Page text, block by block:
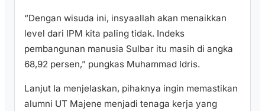
“Dengan wisuda ini, insyaallah akan menaikkan
level dari IPM kita paling tidak. Indeks
pembangunan manusia Sulbar itu masih di angka
68,92 persen,” pungkas Muhammad Idris.
Lanjut Ia menjelaskan, pihaknya ingin memastikan
alumni UT Majene menjadi tenaga kerja yang